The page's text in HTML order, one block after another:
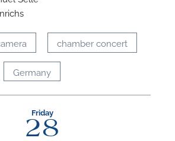
chamber concert
Germany
Friday
28